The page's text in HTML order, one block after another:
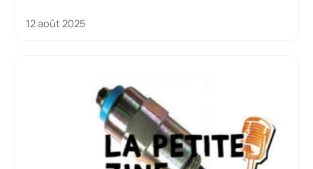
12 août 2025